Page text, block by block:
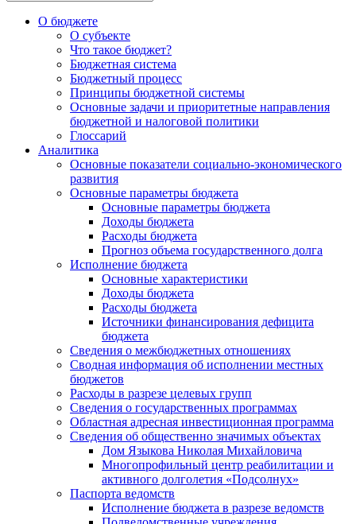
О бюджете
О субъекте
Что такое бюджет?
Бюджетная система
Бюджетный процесс
Принципы бюджетной системы
Основные задачи и приоритетные направления
бюджетной и налоговой политики
Глоссарий
Аналитика
Основные показатели социально-экономического
развития
Основные параметры бюджета
Основные параметры бюджета
Доходы бюджета
Расходы бюджета
Прогноз объема государственного долга
Исполнение бюджета
Основные характеристики
Доходы бюджета
Расходы бюджета
Источники финансирования дефицита
бюджета
Сведения о межбюджетных отношениях
Сводная информация об исполнении местных
бюджетов
Расходы в разрезе целевых групп
Сведения о государственных программах
Областная адресная инвестиционная программа
Сведения об общественно значимых объектах
Дом Языкова Николая Михайловича
Многопрофильный центр реабилитации и
активного долголетия «Подсолнух»
Паспорта ведомств
Исполнение бюджета в разрезе ведомств